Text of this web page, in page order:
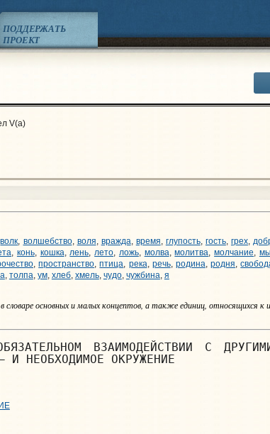
ПОДДЕРЖАТЬ
ПРОЕКТ
V(a)
волк, волшебство, воля, вражда, время, глупость, гость, грех,
, конь, кошка,лень,лето, ложь, молва,молитва,молчание,
,пространство,птица, река, речь, родина,родня,
, толпа, ум, хлеб, хмель, чудо, чужбина, я
словаре основных и малых концептов, а также единиц, относящихся
ВЗАИМОДЕЙСТВИИ С
И НЕОБХОДИМОЕ ОКРУЖЕНИЕ